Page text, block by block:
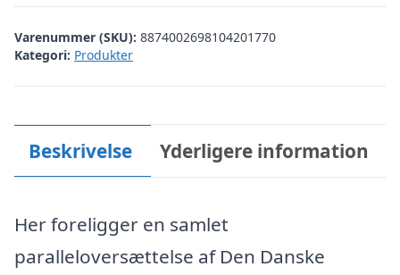
Varenummer (SKU): 8874002698104201770
Kategori: Produkter
Beskrivelse Yderligere information
Her foreligger en samlet
paralleloversættelse af Den Danske